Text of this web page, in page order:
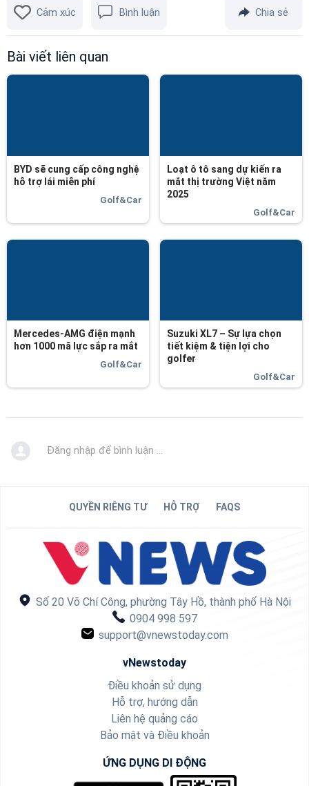
Cảm xúc Bình luận Chia sẻ
Bài viết liên quan
BYD sẽ cung cấp công nghệ
hỗ trợ lái miễn phí
Golf&Car
Loạt ô tô sang dự kiến ra
mắt thị trường Việt năm
2025
Golf&Car
Mercedes-AMG điện mạnh
hơn 1000 mã lực sắp ra mắt
Golf&Car
Suzuki XL7 – Sự lựa chọn
tiết kiệm & tiện lợi cho
golfer
Golf&Car
Đăng nhập để bình luận ...
QUYỀN RIÊNG TƯ HỖ TRỢ FAQS
Số 20 Võ Chí Công, phường Tây Hồ, thành phố Hà Nội
0904 998 597
support@vnewstoday.com
vNewstoday
Điều khoản sử dụng
Hỗ trợ, hướng dẫn
Liên hệ quảng cáo
Bảo mật và Điều khoản
ỨNG DỤNG DI ĐỘNG